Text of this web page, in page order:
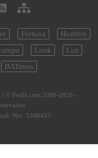
Fortuna
Hombre
Look
Luz
BATimes
| © Perfil.com 2006-2026 -
Nro. 5346433